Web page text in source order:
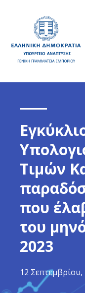
Τιμών
που
του
2023
12 Σεπτεμβρίου,